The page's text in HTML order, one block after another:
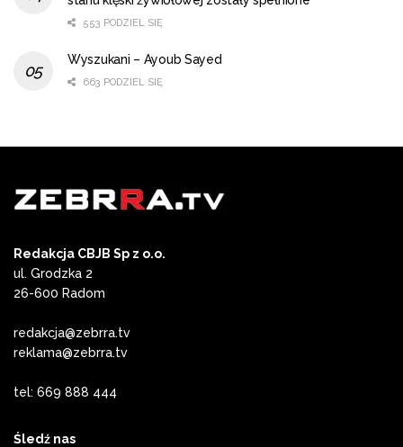
553 PODZIEL SIĘ
Wyszukani – Ayoub Sayed
663 PODZIEL SIĘ
Redakcja CBJB Sp z o.o.
ul. Grodzka 2
26-600 Radom
redakcja@zebrra.tv
reklama@zebrra.tv
tel: 669 888 444
Śledź nas